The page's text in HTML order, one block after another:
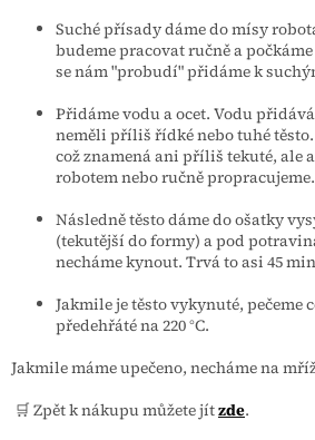
Suché přísady dáme do mísy
budeme pracovat ručně a
se nám "probudí" přidáme k
Přidáme vodu a ocet. Vodu
neměli příliš řídké nebo tuhé
což znamená ani příliš tekuté, ale
robotem nebo ručně propracujeme.
Následně těsto dáme do ošatky
(tekutější do formy) a pod
necháme kynout. Trvá to asi 45
Jakmile je těsto vykynuté, pečeme
předehřáté na 220 °C.
Jakmile máme upečeno, necháme na
🛒 Zpět k nákupu můžete jítzde.